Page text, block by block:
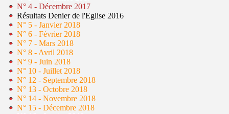
N° 4 - Décembre 2017
Résultats Denier de l'Eglise 2016
N° 5 - Janvier 2018
N° 6 - Février 2018
N° 7 - Mars 2018
N° 8 - Avril 2018
N° 9 - Juin 2018
N° 10 - Juillet 2018
N° 12 - Septembre 2018
N° 13 - Octobre 2018
N° 14 - Novembre 2018
N° 15 - Décembre 2018